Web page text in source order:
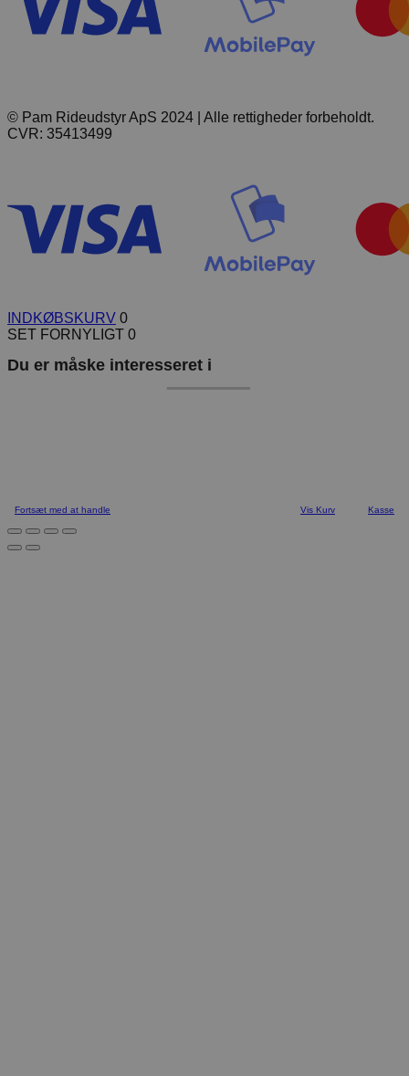
© Pam Rideudstyr ApS 2024 | Alle rettigheder forbeholdt.
CVR: 35413499
INDKØBSKURV 0
SET FORNYLIGT 0
Du er måske interesseret i
Fortsæt med at handle Vis Kurv Kasse